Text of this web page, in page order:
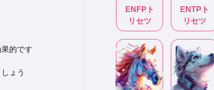
的です
ょう
ENFP ト
リセツ
ENTP ト
リセツ